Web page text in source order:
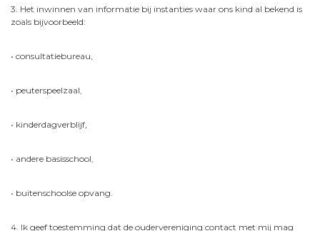
3. Het inwinnen van informatie bij instanties waar ons kind al bekend is
zoals bijvoorbeeld:
• consultatiebureau,
• peuterspeelzaal,
• kinderdagverblijf,
• andere basisschool,
• buitenschoolse opvang.
4. Ik geef toestemming dat de oudervereniging contact met mij mag